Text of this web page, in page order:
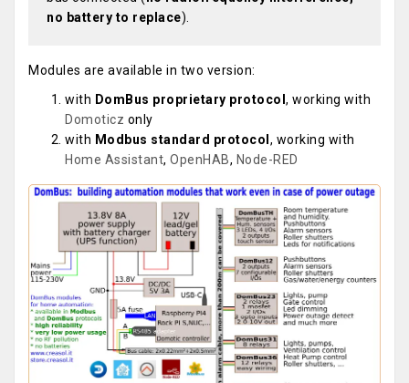
no battery to replace).
Modules are available in two version:
with DomBus proprietary protocol , working with
Domoticz only
with Modbus standard protocol , working with
Home Assistant, OpenHAB, Node-RED